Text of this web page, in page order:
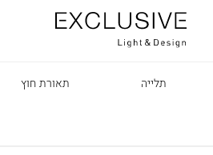
תלייה תאורת חוץ